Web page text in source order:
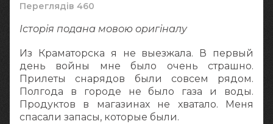
Переглядів 460
Історія подана мовою оригіналy
Из Краматорска я не выезжала. В первый
день войны мне было очень страшно.
Прилеты снарядов были совсем рядом.
Полгода в городе не было газа и воды.
Продуктов в магазинах не хватало. Меня
спасали запасы, которые были.